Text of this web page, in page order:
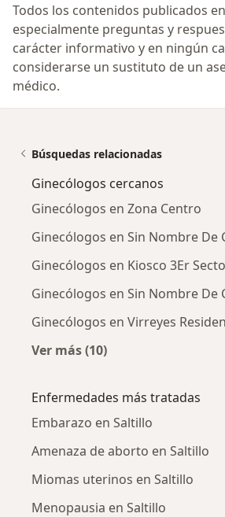
Todos los contenidos publicados
especialmente preguntas y
carácter informativo y en ningún
considerarse un sustituto de un
médico.
Búsquedas relacionadas
Ginecólogos cercanos
Ginecólogos en Zona Centro
Ginecólogos en Sin Nombre De
Ginecólogos en Kiosco 3Er
Ginecólogos en Sin Nombre De
Ginecólogos en Virreyes
Ver más (10)
Enfermedades más tratadas
Embarazo en Saltillo
Amenaza de aborto en Saltillo
Miomas uterinos en Saltillo
Menopausia en Saltillo